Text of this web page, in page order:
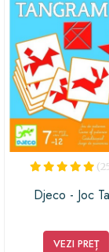
Djeco - Joc
VEZI PREȚ